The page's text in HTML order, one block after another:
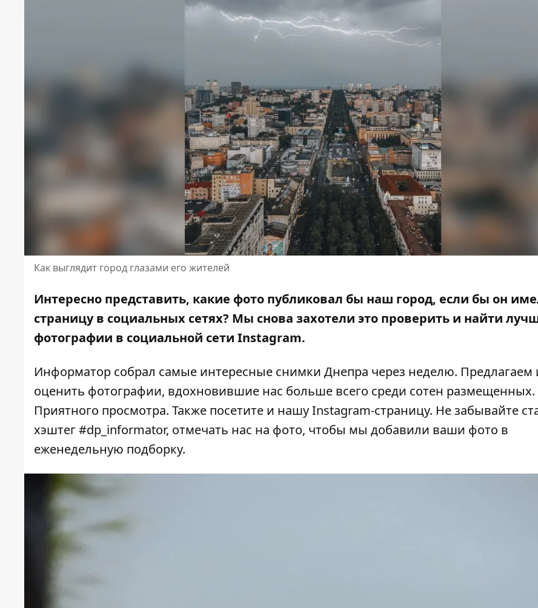
Как выглядит город глазами его жителей
Интересно представить, какие фото публиковал бы наш город, если бы он
страницу в социальных сетях? Мы снова захотели это проверить и найти
фотографии в социальной сети Instagram.
Информатор собрал самые интересные снимки Днепра через неделю. Предлагаем
оценить фотографии, вдохновившие нас больше всего среди сотен размещенных.
Приятного просмотра. Также посетите и нашуInstagram-страницу. Не забывайте
хэштег #dp_informator, отмечать нас на фото, чтобы мы добавили ваши фото в
еженедельную подборку.